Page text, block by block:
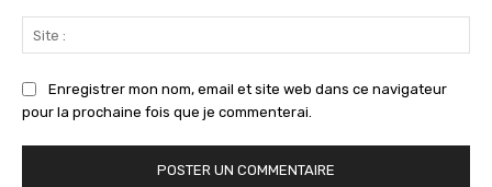
:
Enregistrer mon nom, email et site web dans ce navigateur
pour la prochaine fois que je commenterai.